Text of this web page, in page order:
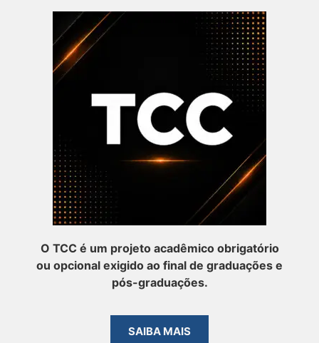
O TCC é um projeto acadêmico obrigatório
ou opcional exigido ao final de graduações e
pós-graduações.
SAIBA MAIS